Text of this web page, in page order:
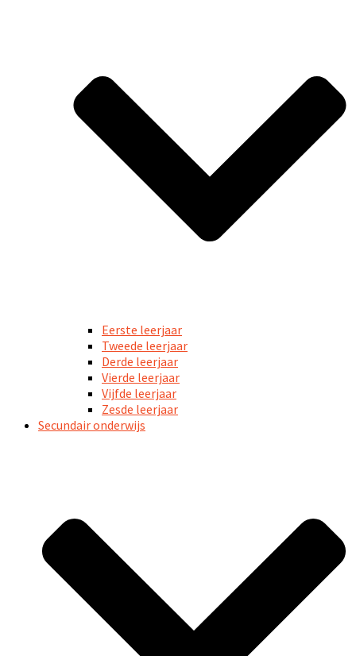
Eerste leerjaar
Tweede leerjaar
Derde leerjaar
Vierde leerjaar
Vijfde leerjaar
Zesde leerjaar
Secundair onderwijs